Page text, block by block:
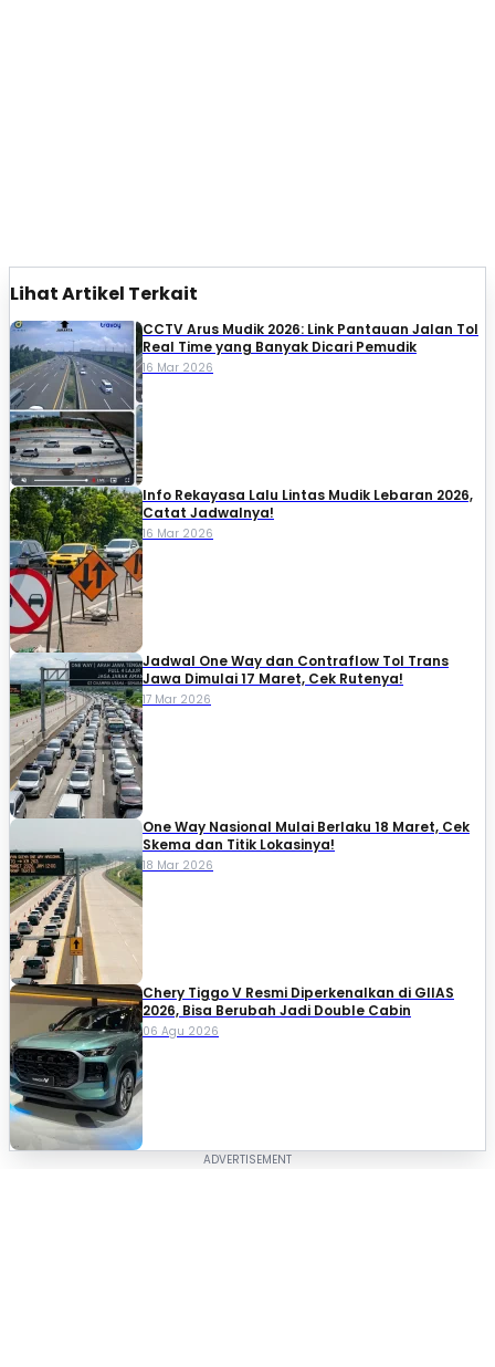
Lihat Artikel Terkait
CCTV Arus Mudik 2026: Link Pantauan Jalan Tol
Real Time yang Banyak Dicari Pemudik
16 Mar 2026
Info Rekayasa Lalu Lintas Mudik Lebaran 2026,
Catat Jadwalnya!
16 Mar 2026
Jadwal One Way dan Contraflow Tol Trans
Jawa Dimulai 17 Maret, Cek Rutenya!
17 Mar 2026
One Way Nasional Mulai Berlaku 18 Maret, Cek
Skema dan Titik Lokasinya!
18 Mar 2026
Chery Tiggo V Resmi Diperkenalkan di GIIAS
2026, Bisa Berubah Jadi Double Cabin
06 Agu 2026